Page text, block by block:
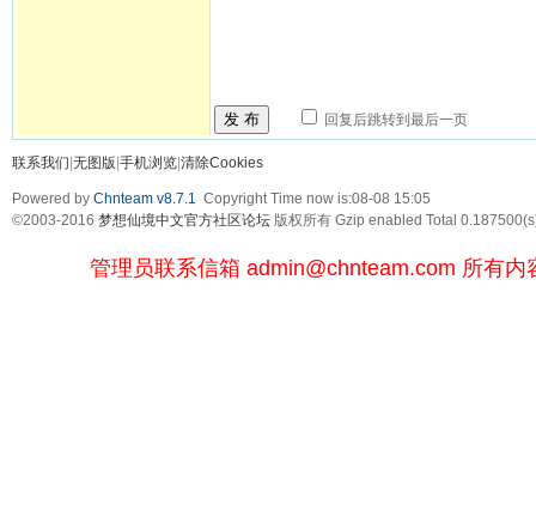
发 布 回复后跳转到最后一页
联系我们 无图版 手机浏览 清除Cookies
Powered by Chnteam v8.7.1 Copyright Time now is:08-08 15:05
©2003-2016 梦想仙境中文官方社区论坛 版权所有 Gzip enabled Total
管理员联系信箱 admin@chnteam.com 所有内